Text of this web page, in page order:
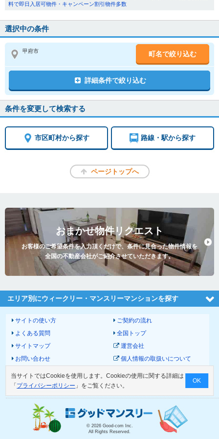
料で即日入居可物件・キャンペーン割引物件多数
選択中の条件
甲府市 町名で絞り込む
詳細条件で絞り込む
条件を変更して検索する
市区町村から探す 路線・駅から探す
ページトップへ
おまかせ物件リクエスト
お客様のご希望条件を入力頂くだけで、条件に見合った物件情報を
全国の不動産会社がご紹介させていただきます。
エリア別にウィークリー・マンスリーマンションを探す
サイトの使い方
ご契約の流れ
よくある質問
全国トップ
サイトマップ
運営会社
お問い合わせ
個人情報の取扱いについて
利用規約
物件掲載に関して
© 2026 Good-com Inc.
All Rights Reserved.
当サイトではCookieを使用します。Cookieの使用に関する詳細は
「 プライバシーポリシー 」をご覧ください。
OK